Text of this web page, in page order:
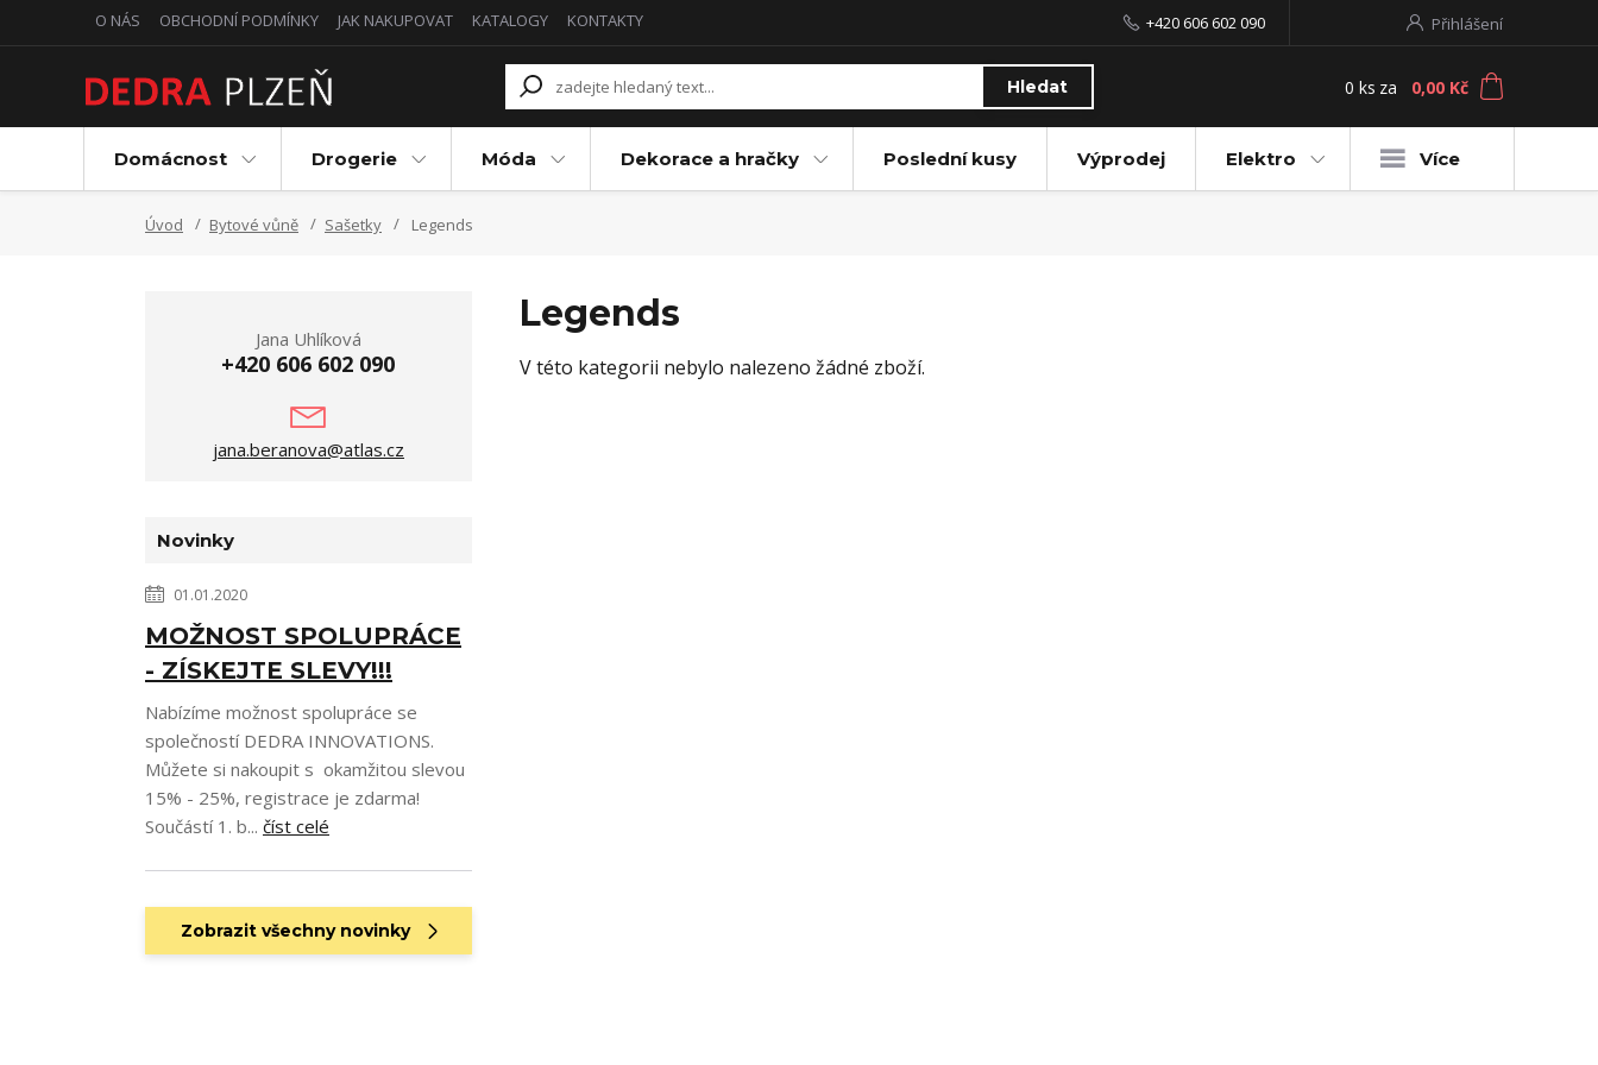
O NÁS OBCHODNÍ PODMÍNKY JAK NAKUPOVAT KATALOGY KONTAKTY Přihlášení
Hledat
+420 606 602 090
0 ks za 0,00 Kč
Domácnost Drogerie Móda Dekorace a hračky Poslední kusy Výprodej Elektro Více
Úvod Bytové vůně Sašetky Legends
Legends
V této kategorii nebylo nalezeno žádné zboží.
Jana Uhlíková
+420 606 602 090
jana.beranova@atlas.cz
Novinky
01.01.2020
MOŽNOST SPOLUPRÁCE
- ZÍSKEJTE SLEVY!!!
Nabízíme možnost spolupráce se
společností DEDRA INNOVATIONS.
Můžete si nakoupit s okamžitou slevou
15% - 25%, registrace je zdarma!
Součástí 1. b... číst celé
Zobrazit všechny novinky